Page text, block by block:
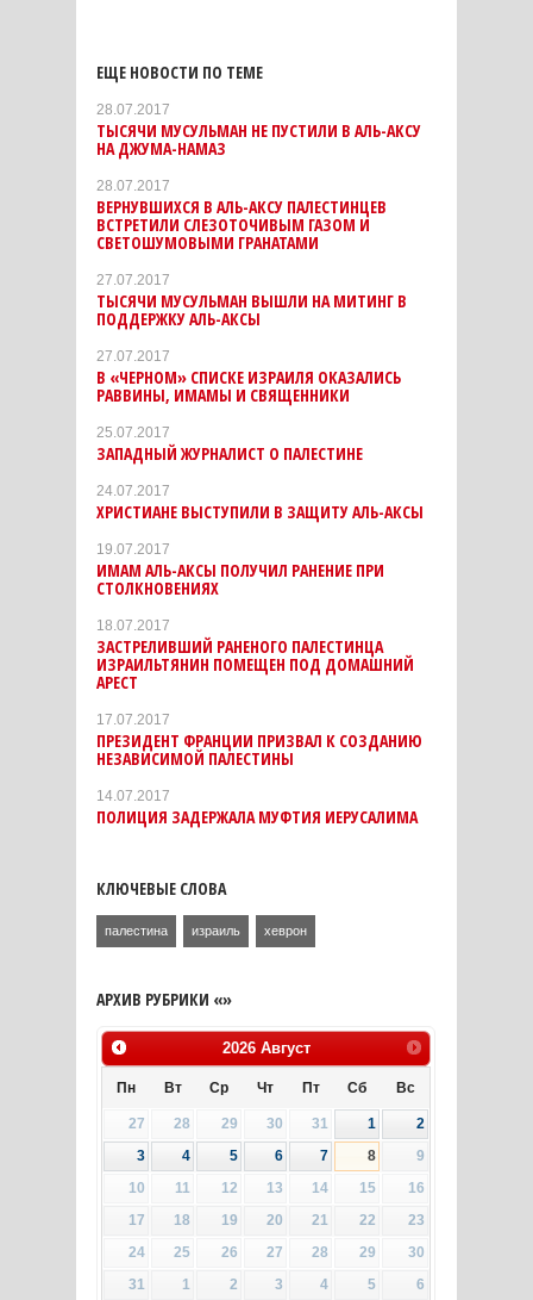
ЕЩЕ НОВОСТИ ПО ТЕМЕ
28.07.2017
ТЫСЯЧИ МУСУЛЬМАН НЕ ПУСТИЛИ В АЛЬ-АКСУ
НА ДЖУМА-НАМАЗ
28.07.2017
ВЕРНУВШИХСЯ В АЛЬ-АКСУ ПАЛЕСТИНЦЕВ
ВСТРЕТИЛИ СЛЕЗОТОЧИВЫМ ГАЗОМ И
СВЕТОШУМОВЫМИ ГРАНАТАМИ
27.07.2017
ТЫСЯЧИ МУСУЛЬМАН ВЫШЛИ НА МИТИНГ В
ПОДДЕРЖКУ АЛЬ-АКСЫ
27.07.2017
В «ЧЕРНОМ» СПИСКЕ ИЗРАИЛЯ ОКАЗАЛИСЬ
РАВВИНЫ, ИМАМЫ И СВЯЩЕННИКИ
25.07.2017
ЗАПАДНЫЙ ЖУРНАЛИСТ О ПАЛЕСТИНЕ
24.07.2017
ХРИСТИАНЕ ВЫСТУПИЛИ В ЗАЩИТУ АЛЬ-АКСЫ
19.07.2017
ИМАМ АЛЬ-АКСЫ ПОЛУЧИЛ РАНЕНИЕ ПРИ
СТОЛКНОВЕНИЯХ
18.07.2017
ЗАСТРЕЛИВШИЙ РАНЕНОГО ПАЛЕСТИНЦА
ИЗРАИЛЬТЯНИН ПОМЕЩЕН ПОД ДОМАШНИЙ
АРЕСТ
17.07.2017
ПРЕЗИДЕНТ ФРАНЦИИ ПРИЗВАЛ К СОЗДАНИЮ
НЕЗАВИСИМОЙ ПАЛЕСТИНЫ
14.07.2017
ПОЛИЦИЯ ЗАДЕРЖАЛА МУФТИЯ ИЕРУСАЛИМА
КЛЮЧЕВЫЕ СЛОВА
палестина израиль хеврон
АРХИВ РУБРИКИ «»
2026 Август
Пн Вт Ср Чт Пт Сб Вс
27 28 29 30 31 1
2
3
4 5 6 7 8
9
10
11 12 13 14 15
16
17
18 19 20 21 22
23
24
25 26 27 28 29
30
31
1 2 3 4 5 6